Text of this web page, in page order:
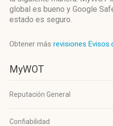
global es bueno y Google
estado es seguro.
Obtener más revisiones
MyWOT
Reputación General
Confiabilidad